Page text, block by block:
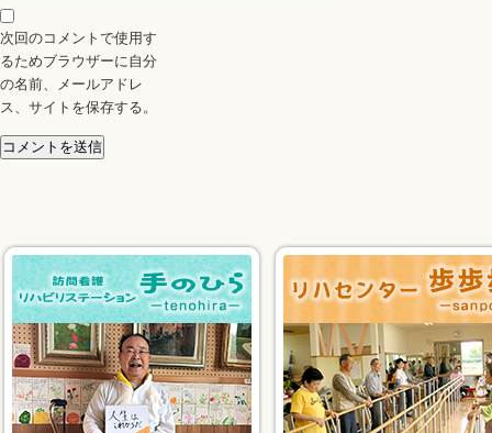
次回のコメントで使用す
るためブラウザーに自分
の名前、メールアドレ
ス、サイトを保存する。